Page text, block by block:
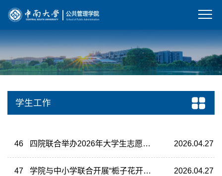
学生工作
46 四院联合举办2026年大学生志愿服务西部计划宣讲会 2026.04.27
47 学院与中小学联合开展“栀子花开 守护未来”计划2026年春季研学活动 2026.04.27